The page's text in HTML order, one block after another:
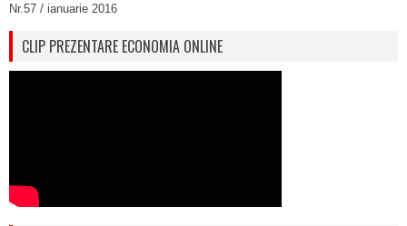
Nr.57 / ianuarie 2016
CLIP PREZENTARE ECONOMIA ONLINE